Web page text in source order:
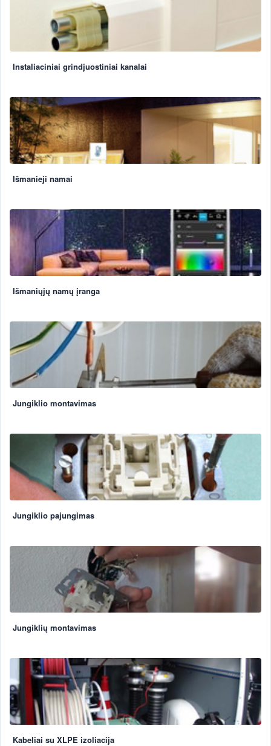
Instaliaciniai grindjuostiniai kanalai
Išmanieji namai
Išmaniųjų namų įranga
Jungiklio montavimas
Jungiklio pajungimas
Jungiklių montavimas
Kabeliai su XLPE izoliacija